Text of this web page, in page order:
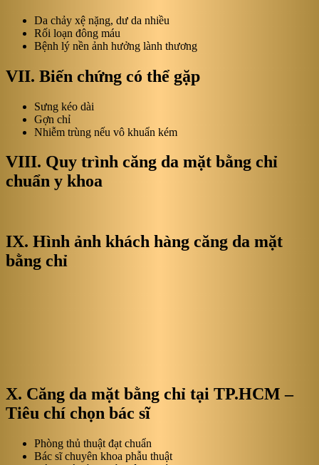
Da chảy xệ nặng, dư da nhiều
Rối loạn đông máu
Bệnh lý nền ảnh hưởng lành thương
VII. Biến chứng có thể gặp
Sưng kéo dài
Gợn chỉ
Nhiễm trùng nếu vô khuẩn kém
VIII. Quy trình căng da mặt bằng chỉ
chuẩn y khoa
IX. Hình ảnh khách hàng căng da mặt
bằng chỉ
X. Căng da mặt bằng chỉ tại TP.HCM –
Tiêu chí chọn bác sĩ
Phòng thủ thuật đạt chuẩn
Bác sĩ chuyên khoa phẫu thuật